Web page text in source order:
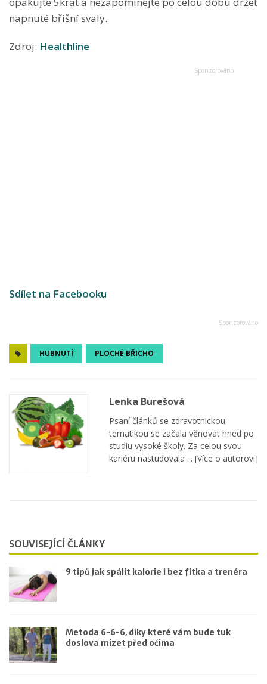
napnuté břišní svaly.
Zdroj: Healthline
Sdílet na Facebooku
HUBNUTÍ PLOCHÉ BŘICHO
Lenka Burešová
Psaní článků se zdravotnickou
tematikou se začala věnovat hned po
studiu vysoké školy. Za celou svou
kariéru nastudovala ... [Více o autorovi]
SOUVISEJÍCÍ ČLÁNKY
9 tipů jak spálit kalorie i bez fitka a trenéra
Metoda 6-6-6, díky které vám bude tuk
doslova mizet před očima